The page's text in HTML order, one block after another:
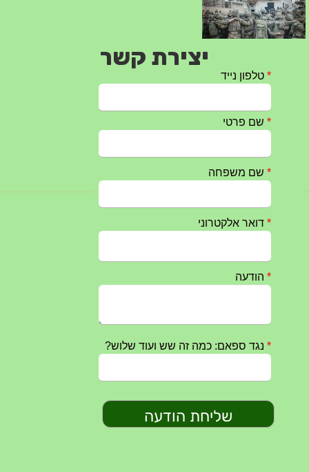
טקס ההתיחדות עם החללים לשנת 2025 – 10 יוני 2025
מופע הגבעטרון ב 10.10.2024 נדחה בשל המצב הבטחוני
חרבות ברזל – הודעה 1 – 14.10.2023
יצירת קשר